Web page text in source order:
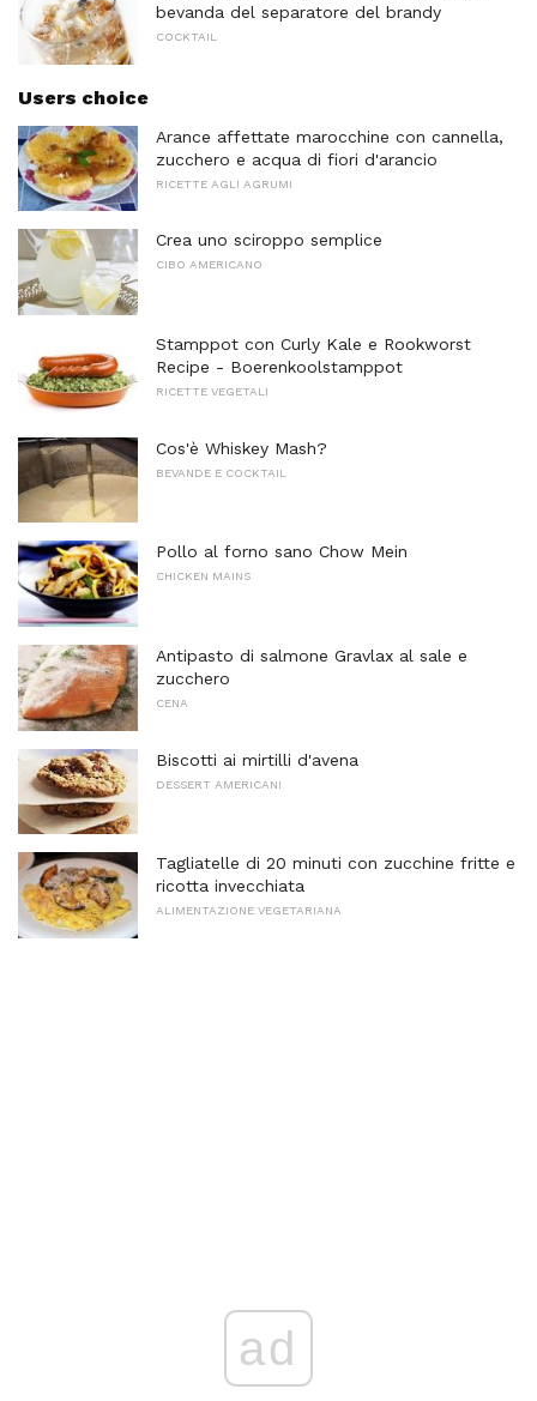
bevanda del separatore del brandy
COCKTAIL
Users choice
Arance affettate marocchine con cannella,
zucchero e acqua di fiori d'arancio
RICETTE AGLI AGRUMI
Crea uno sciroppo semplice
CIBO AMERICANO
Stamppot con Curly Kale e Rookworst
Recipe - Boerenkoolstamppot
RICETTE VEGETALI
Cos'è Whiskey Mash?
BEVANDE E COCKTAIL
Pollo al forno sano Chow Mein
CHICKEN MAINS
Antipasto di salmone Gravlax al sale e
zucchero
CENA
Biscotti ai mirtilli d'avena
DESSERT AMERICANI
Tagliatelle di 20 minuti con zucchine fritte e
ricotta invecchiata
ALIMENTAZIONE VEGETARIANA
ad